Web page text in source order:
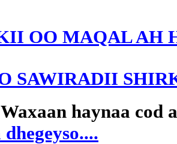
OO MAQAL AH
SAWIRADII
haynaa